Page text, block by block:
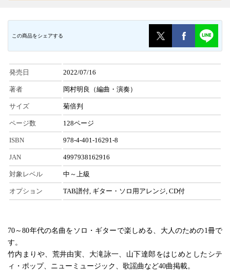
この商品をシェアする
発売日 2022/07/16
著者 岡村明良（編曲・演奏）
サイズ 菊倍判
ページ数 128ページ
ISBN 978-4-401-16291-8
JAN 4997938162916
対象レベル 中～上級
オプション TAB譜付, ギター・ソロ用アレンジ, CD付
70～80年代の名曲をソロ・ギターで楽しめる、大人のための1冊で
す。
竹内まりや、荒井由実、大滝詠一、山下達郎をはじめとしたシテ
ィ・ポップ、ニューミュージック、歌謡曲など40曲掲載。